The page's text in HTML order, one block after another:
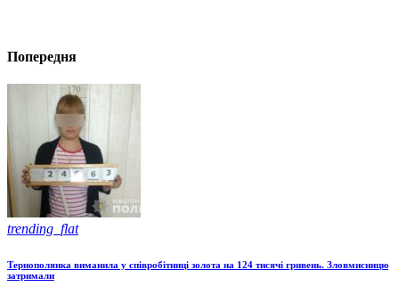
Попередня
trending_flat
Тернополянка виманила у співробітниці золота на 124 тисячі гривень. Зловмисницю
затримали